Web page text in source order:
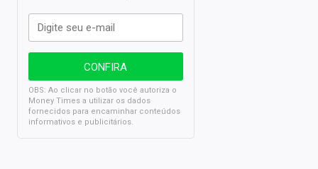
OBS: Ao clicar no botão você autoriza o
Money Times a utilizar os dados
fornecidos para encaminhar conteúdos
informativos e publicitários.